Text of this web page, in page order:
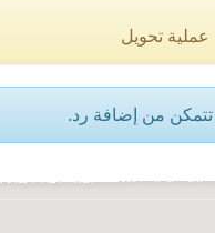
تحويل
من إضافة رد.